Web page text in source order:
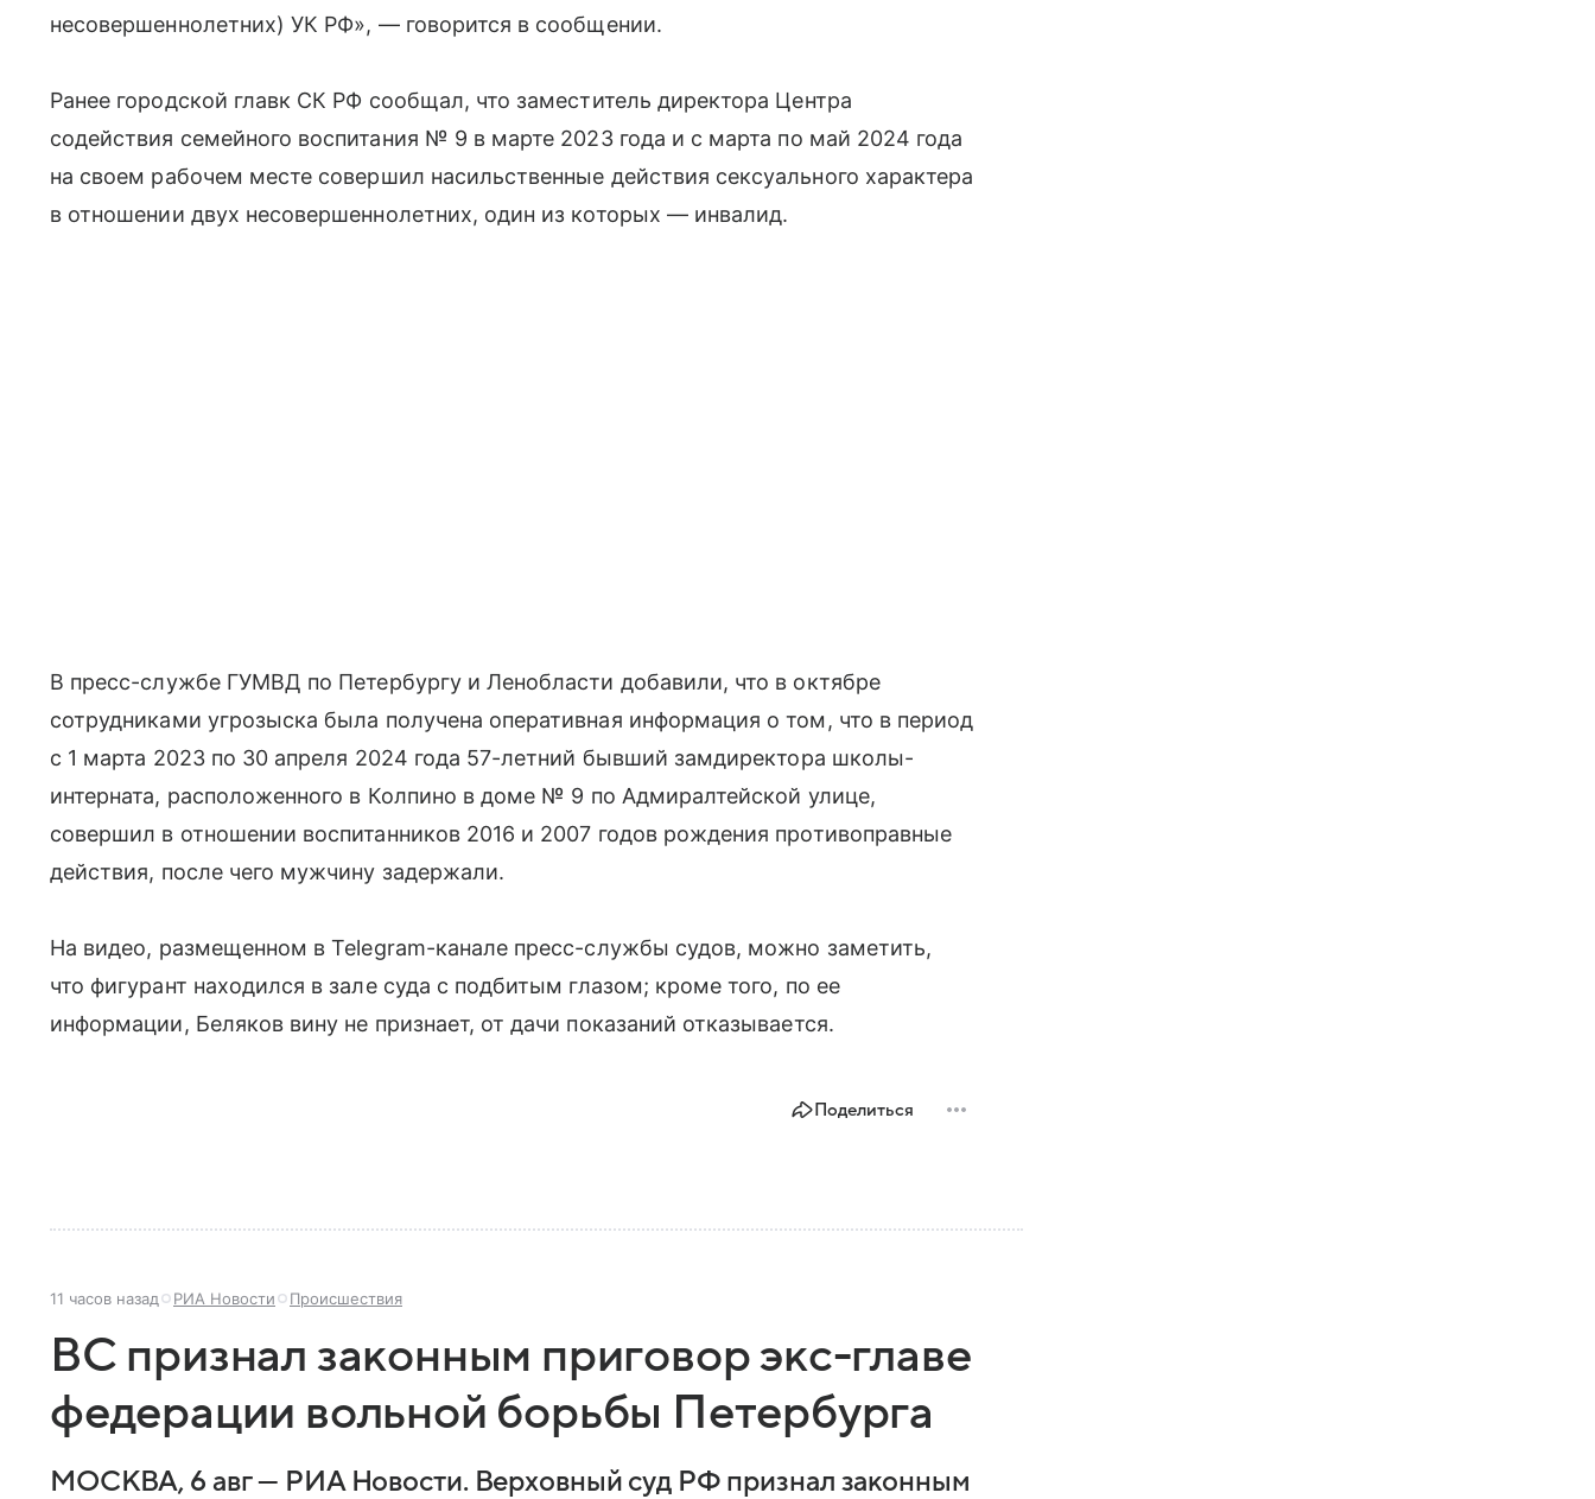
несовершеннолетних) УК РФ», — говорится в сообщении.
Ранее городской главк СК РФ сообщал, что заместитель директора Центра
содействия семейного воспитания № 9 в марте 2023 года и с марта по май 2024 года
на своем рабочем месте совершил насильственные действия сексуального характера
в отношении двух несовершеннолетних, один из которых — инвалид.
В пресс-службе ГУМВД по Петербургу и Ленобласти добавили, что в октябре
сотрудниками угрозыска была получена оперативная информация о том, что в период
с 1 марта 2023 по 30 апреля 2024 года 57-летний бывший замдиректора школы-
интерната, расположенного в Колпино в доме № 9 по Адмиралтейской улице,
совершил в отношении воспитанников 2016 и 2007 годов рождения противоправные
действия, после чего мужчину задержали.
На видео, размещенном в Telegram-канале пресс-службы судов, можно заметить,
что фигурант находился в зале суда с подбитым глазом; кроме того, по ее
информации, Беляков вину не признает, от дачи показаний отказывается.
Поделиться
11 часов назад РИА Новости Происшествия
ВС признал законным приговор экс-главе
федерации вольной борьбы Петербурга
МОСКВА, 6 авг — РИА Новости. Верховный суд РФ признал законным